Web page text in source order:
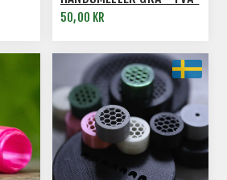
I-ETT
50,00 KR